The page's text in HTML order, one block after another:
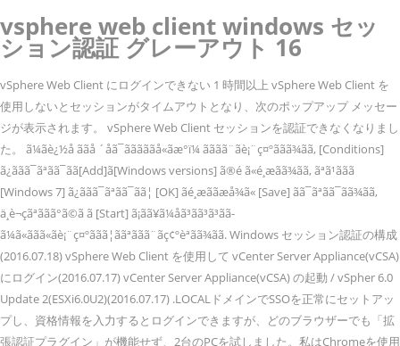
vsphere web client windows セッ
ション認証 グレーアウト 16
vSphere Web Client にログインできない 1 時間以上 vSphere Web Client を
使用しないとセッションがタイムアウトとなり、次のポップアップ メッセー
ジが表示されます。 vSphere Web Client セッションを認証できなくなりまし
た。 ã¼ãè¿½å ããå ´åã¯ãããããå«ãæ°ï¼ ãããã¨ãè¡¨ç¤ºããã¾ãã, [Conditions]
ã¿ããã¯ãªãã¯ãã[Add]ã[Windows versions] ã®é ã«é¸æãã¾ãã, ãªã¹ããã
[Windows 7] ã¿ããã¯ãªãã¯ãã¦ [OK] ãé¸æããæå¾ã« [Save] ãã¯ãªãã¯ãã¾ãã,
ä¸è¬çãªãã­ã°ã©ã ã [Start] ã¡ãã¥ã¼åã³ãã³ã³ãã­
ã¼ã«ããã«ãè¡¨ç¤ºããã¦ããªããã¨ãç¢ºèªãã¾ãã. Windows セッション認証の構成
(2016.07.18) vSphere Web Client を使用して vCenter Server Appliance(vCSA)
にログイン(2016.07.17) vCenter Server Appliance(vCSA) の起動 / vSpher 6.0
Update 2(ESXi6.0U2)(2016.07.17) .LOCALドメインでSSOを正常にセットアッ
プし、資格情報を入力するとログインできますが、どのブラウザーでも「拡
張認証プラグイン」が機能せず、2台のPCを試しました。私はChromeを使用